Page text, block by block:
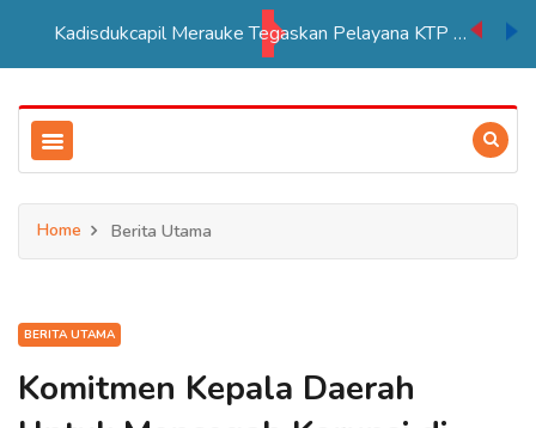
Kadisdukcapil Merauke Tegaskan Pelayana KTP Sesuai SOP
Home Berita Utama
BERITA UTAMA
Komitmen Kepala Daerah